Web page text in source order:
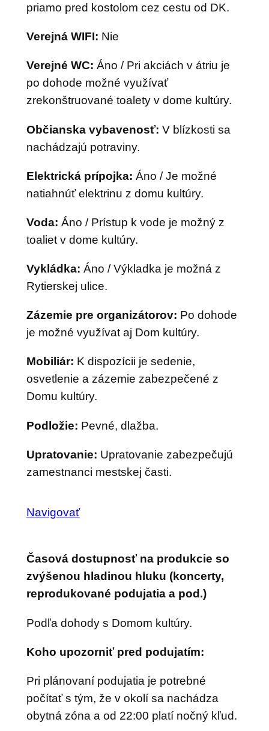
priamo pred kostolom cez cestu od DK.
Verejná WIFI: Nie
Verejné WC: Áno / Pri akciách v átriu je
po dohode možné využívať
zrekonštruované toalety v dome kultúry.
Občianska vybavenosť: V blízkosti sa
nachádzajú potraviny.
Elektrická prípojka: Áno / Je možné
natiahnúť elektrinu z domu kultúry.
Voda: Áno / Prístup k vode je možný z
toaliet v dome kultúry.
Vykládka: Áno / Výkladka je možná z
Rytierskej ulice.
Zázemie pre organizátorov: Po dohode
je možné využívat aj Dom kultúry.
Mobiliár: K dispozícii je sedenie,
osvetlenie a zázemie zabezpečené z
Domu kultúry.
Podložie: Pevné, dlažba.
Upratovanie: Upratovanie zabezpečujú
zamestnanci mestskej časti.
Navigovať
Časová dostupnosť na produkcie so
zvýšenou hladinou hluku (koncerty,
reprodukované podujatia a pod.)
Podľa dohody s Domom kultúry.
Koho upozorniť pred podujatím:
Pri plánovaní podujatia je potrebné
počítať s tým, že v okolí sa nachádza
obytná zóna a od 22:00 platí nočný kľud.